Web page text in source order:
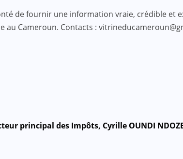
de fournir une information vraie, crédible et
Cameroun. Contacts :
principal des Impôts, Cyrille OUNDI